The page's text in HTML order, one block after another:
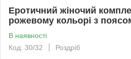
Еротичний жіночий
рожевому кольорі з
В наявності
Код: 30/32
Роздріб